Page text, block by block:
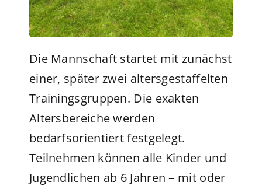
Die Mannschaft startet mit zunächst
einer, später zwei altersgestaffelten
Trainingsgruppen. Die exakten
Altersbereiche werden
bedarfsorientiert festgelegt.
Teilnehmen können alle Kinder und
Jugendlichen ab 6 Jahren – mit oder